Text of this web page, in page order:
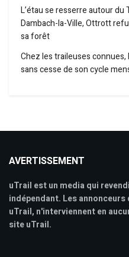
L’étau se resserre autour du
Dambach-la-Ville, Ottrott
sa forêt
Chez les traileuses
sans cesse de son cycle
AVERTISSEMENT
uTrail est un media qui
indépendant. Les
uTrail, n'interviennent en
site uTrail.